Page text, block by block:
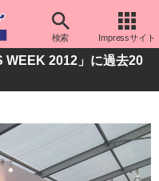
検索 Impressサイト
WEEK 2012」に過去20